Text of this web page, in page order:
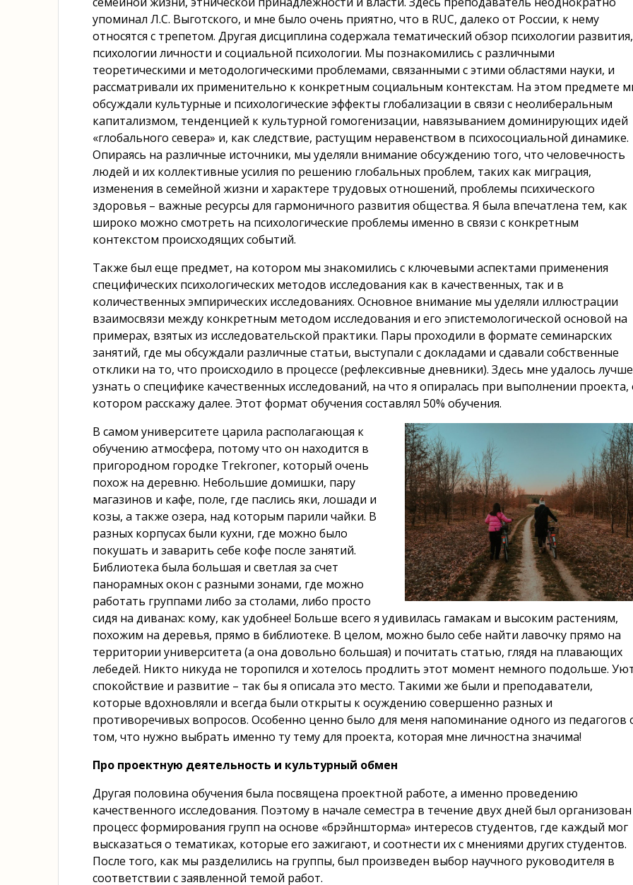
упоминал Л.С. Выготского, и мне было очень приятно, что в RUC, далеко от России, к нему
относятся с трепетом. Другая дисциплина содержала тематический обзор психологии развития,
психологии личности и социальной психологии. Мы познакомились с различными
теоретическими и методологическими проблемами, связанными с этими областями науки, и
рассматривали их применительно к конкретным социальным контекстам. На этом предмете
обсуждали культурные и психологические эффекты глобализации в связи с неолиберальным
капитализмом, тенденцией к культурной гомогенизации, навязыванием доминирующих идей
«глобального севера» и, как следствие, растущим неравенством в психосоциальной динамике.
Опираясь на различные источники, мы уделяли внимание обсуждению того, что человечность
людей и их коллективные усилия по решению глобальных проблем, таких как миграция,
изменения в семейной жизни и характере трудовых отношений, проблемы психического
здоровья – важные ресурсы для гармоничного развития общества. Я была впечатлена тем, как
широко можно смотреть на психологические проблемы именно в связи с конкретным
контекстом происходящих событий.
Также был еще предмет, на котором мы знакомились с ключевыми аспектами применения
специфических психологических методов исследования как в качественных, так и в
количественных эмпирических исследованиях. Основное внимание мы уделяли иллюстрации
взаимосвязи между конкретным методом исследования и его эпистемологической основой на
примерах, взятых из исследовательской практики. Пары проходили в формате семинарских
занятий, где мы обсуждали различные статьи, выступали с докладами и сдавали собственные
отклики на то, что происходило в процессе (рефлексивные дневники). Здесь мне удалось лучше
узнать о специфике качественных исследований, на что я опиралась при выполнении проекта,
котором расскажу далее. Этот формат обучения составлял 50% обучения.
В самом университете царила располагающая к
обучению атмосфера, потому что он находится в
пригородном городке Trekroner, который очень
похож на деревню. Небольшие домишки, пару
магазинов и кафе, поле, где паслись яки, лошади и
козы, а также озера, над которым парили чайки. В
разных корпусах были кухни, где можно было
покушать и заварить себе кофе после занятий.
Библиотека была большая и светлая за счет
панорамных окон с разными зонами, где можно
работать группами либо за столами, либо просто
сидя на диванах: кому, как удобнее! Больше всего я удивилась гамакам и высоким растениям,
похожим на деревья, прямо в библиотеке. В целом, можно было себе найти лавочку прямо на
территории университета (а она довольно большая) и почитать статью, глядя на плавающих
лебедей. Никто никуда не торопился и хотелось продлить этот момент немного подольше.
спокойствие и развитие – так бы я описала это место. Такими же были и преподаватели,
которые вдохновляли и всегда были открыты к осуждению совершенно разных и
противоречивых вопросов. Особенно ценно было для меня напоминание одного из педагогов
том, что нужно выбрать именно ту тему для проекта, которая мне личностна значима!
Про проектную деятельность и культурный обмен
Другая половина обучения была посвящена проектной работе, а именно проведению
качественного исследования. Поэтому в начале семестра в течение двух дней был организован
процесс формирования групп на основе «брэйншторма» интересов студентов, где каждый мог
высказаться о тематиках, которые его зажигают, и соотнести их с мнениями других студентов.
После того, как мы разделились на группы, был произведен выбор научного руководителя в
соответствии с заявленной темой работ.